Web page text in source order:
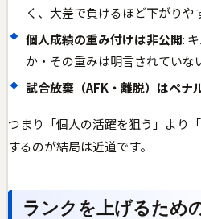
く、大差で負けるほど下がりや
個人成績の重み付けは非公開:
か・その重みは明言されていな
試合放棄（AFK・離脱）はペナ
つまり「個人の活躍を狙う」より
するのが結局は近道です。
ランクを上げるため